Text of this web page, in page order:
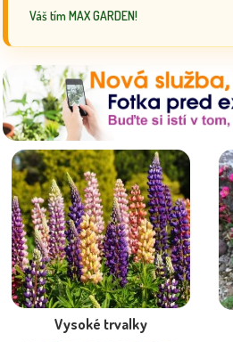
Váš tím MAX GARDEN!
Vysoké trvalky